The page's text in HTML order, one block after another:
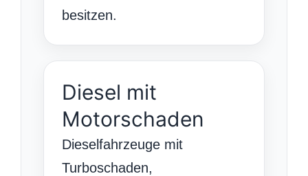
besitzen.
Diesel mit
Motorschaden
Dieselfahrzeuge mit
Turboschaden,